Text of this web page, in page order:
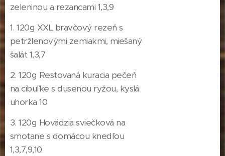
zeleninou a rezancami 1,3,9
1. 120g XXL bravčový rezeň s
petržlenovými zemiakmi, miešaný
šalát 1,3,7
2. 120g Restovaná kuracia pečeň
na cibuľke s dusenou ryžou, kyslá
uhorka 10
3. 120g Hovädzia sviečková na
smotane s domácou knedľou
1,3,7,9,10